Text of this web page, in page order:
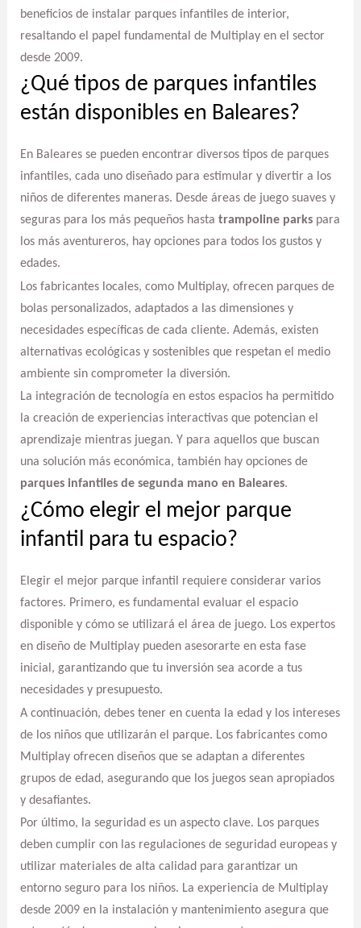
beneficios de instalar parques infantiles de interior,
resaltando el papel fundamental de Multiplay en el sector
desde 2009.
¿Qué tipos de parques infantiles
están disponibles en Baleares?
En Baleares se pueden encontrar diversos tipos de parques
infantiles, cada uno diseñado para estimular y divertir a los
niños de diferentes maneras. Desde áreas de juego suaves y
seguras para los más pequeños hasta trampoline parkspara
los más aventureros, hay opciones para todos los gustos y
edades.
Los fabricantes locales, como Multiplay, ofrecen parques de
bolas personalizados, adaptados a las dimensiones y
necesidades específicas de cada cliente. Además, existen
alternativas ecológicas y sostenibles que respetan el medio
ambiente sin comprometer la diversión.
La integración de tecnología en estos espacios ha permitido
la creación de experiencias interactivas que potencian el
aprendizaje mientras juegan. Y para aquellos que buscan
una solución más económica, también hay opciones de
parques infantiles de segunda mano en Baleares.
¿Cómo elegir el mejor parque
infantil para tu espacio?
Elegir el mejor parque infantil requiere considerar varios
factores. Primero, es fundamental evaluar el espacio
disponible y cómo se utilizará el área de juego. Los expertos
en diseño de Multiplay pueden asesorarte en esta fase
inicial, garantizando que tu inversión sea acorde a tus
necesidades y presupuesto.
A continuación, debes tener en cuenta la edad y los intereses
de los niños que utilizarán el parque. Los fabricantes como
Multiplay ofrecen diseños que se adaptan a diferentes
grupos de edad, asegurando que los juegos sean apropiados
y desafiantes.
Por último, la seguridad es un aspecto clave. Los parques
deben cumplir con las regulaciones de seguridad europeas y
utilizar materiales de alta calidad para garantizar un
entorno seguro para los niños. La experiencia de Multiplay
desde 2009 en la instalación y mantenimiento asegura que